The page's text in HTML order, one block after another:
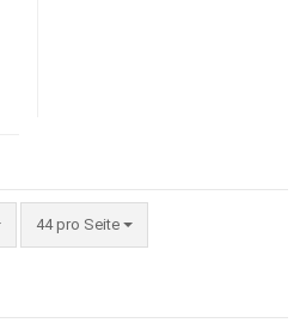
44 pro Seite
pro Seite